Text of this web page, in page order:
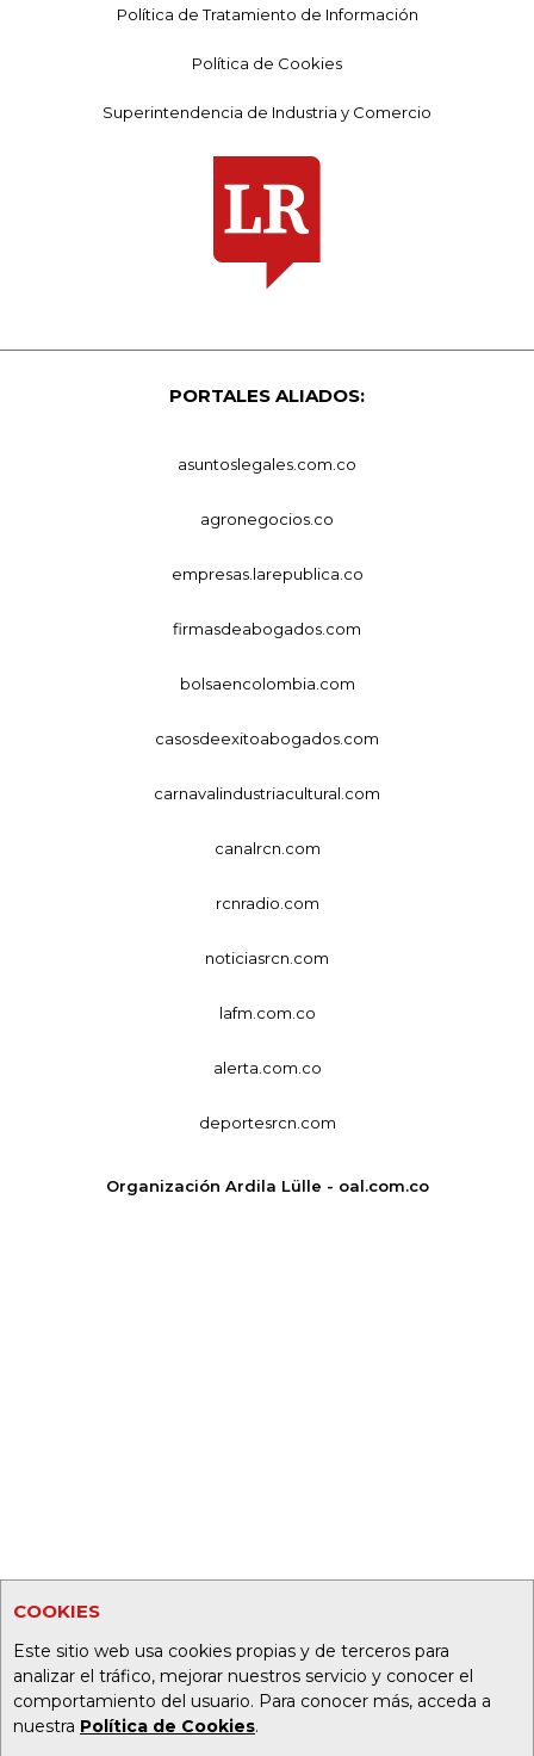
COOKIES
Este sitio web usa cookies propias y de terceros para
analizar el tráfico, mejorar nuestros servicio y conocer el
comportamiento del usuario. Para conocer más, acceda a
nuestra Política de Cookies.
Política de Tratamiento de Información
Política de Cookies
Superintendencia de Industria y Comercio
PORTALES ALIADOS:
asuntoslegales.com.co
agronegocios.co
empresas.larepublica.co
firmasdeabogados.com
bolsaencolombia.com
casosdeexitoabogados.com
carnavalindustriacultural.com
canalrcn.com
rcnradio.com
noticiasrcn.com
lafm.com.co
alerta.com.co
deportesrcn.com
Organización Ardila Lülle - oal.com.co